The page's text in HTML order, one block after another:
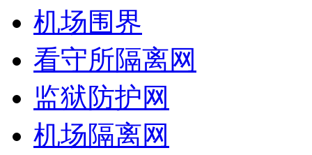
机场围界
看守所隔离网
监狱防护网
机场隔离网